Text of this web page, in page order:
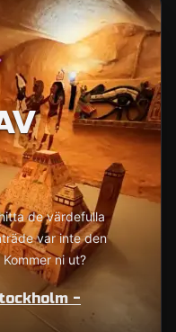
de värdefulla
var inte den
ni ut?
-